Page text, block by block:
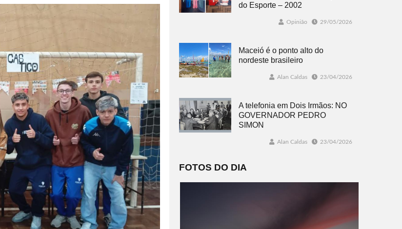
do Esporte – 2002
Opinião 29/05/2026
Maceió é o ponto alto do
nordeste brasileiro
Alan Caldas 23/04/2026
A telefonia em Dois Irmãos: NO
GOVERNADOR PEDRO
SIMON
Alan Caldas 23/04/2026
FOTOS DO DIA